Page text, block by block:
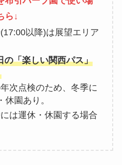
ら↓
以降)は展望エリア
の「楽しい関西パス」
次点検のため、冬季に
園あり。
は運休・休園する場合